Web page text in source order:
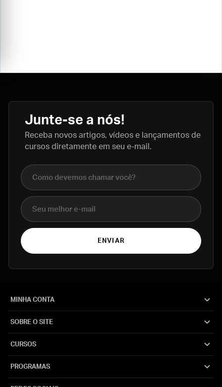
Junte-se a nós!
Receba novos artigos, vídeos e lançamentos de
cursos diretamente em seu e-mail.
Nome completo
E-mail
ENVIAR
MINHA CONTA
SOBRE O SITE
CURSOS
PROGRAMAS